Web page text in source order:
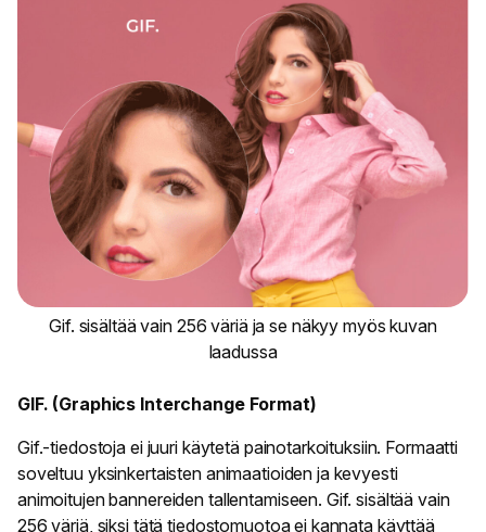
Gif. sisältää vain 256 väriä ja se näkyy myös kuvan
laadussa
GIF. (Graphics Interchange Format)
Gif.-tiedostoja ei juuri käytetä painotarkoituksiin. Formaatti
soveltuu yksinkertaisten animaatioiden ja kevyesti
animoitujen bannereiden tallentamiseen. Gif. sisältää vain
256 väriä, siksi tätä tiedostomuotoa ei kannata käyttää